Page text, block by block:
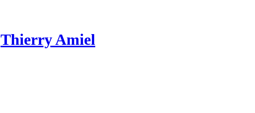
Thierry Amiel